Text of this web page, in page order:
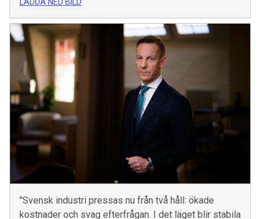
"Svensk industri pressas nu från två håll: ökade
kostnader och svag efterfrågan. I det läget blir stabila